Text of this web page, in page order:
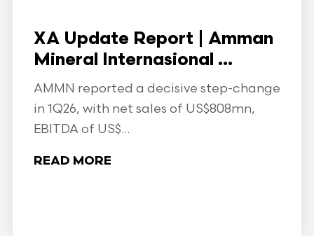
XA Update Report | Amman
Mineral Internasional ...
AMMN reported a decisive step-change
in 1Q26, with net sales of US$808mn,
EBITDA of US$...
READ MORE